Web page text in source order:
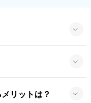
リットは？